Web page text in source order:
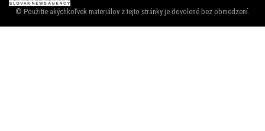
© Použitie akýchkoľvek materiálov z tejto stránky je dovolené bez obmedzení.